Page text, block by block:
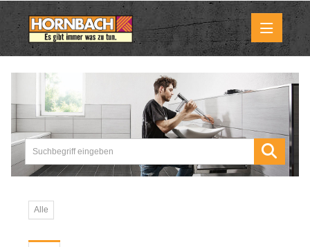
Medienmitteilungen
Pressemitteilungen
Downloads
Marktbilder
Alle